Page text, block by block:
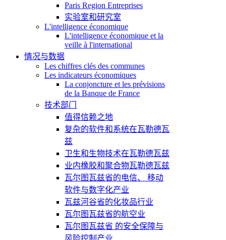
Paris Region Entreprises
实验室和研究室
L'intelligence économique
L'intelligence économique et la
veille à l'international
情况与数据
Les chiffres clés des communes
Les indicateurs économiques
La conjoncture et les prévisions
de la Banque de France
技术部门
值得信赖之地
复杂的软件和系统在瓦勒德瓦
兹
卫生和生物技术在瓦勒德瓦兹
业内橡胶和聚合物瓦勒德瓦兹
瓦尔图瓦兹省的电信、 移动
软件与数字化产业
瓦兹河谷省的化妆品行业
瓦尔图瓦兹省的航空业
瓦尔图瓦兹省 的安全保障与
风险控制产业